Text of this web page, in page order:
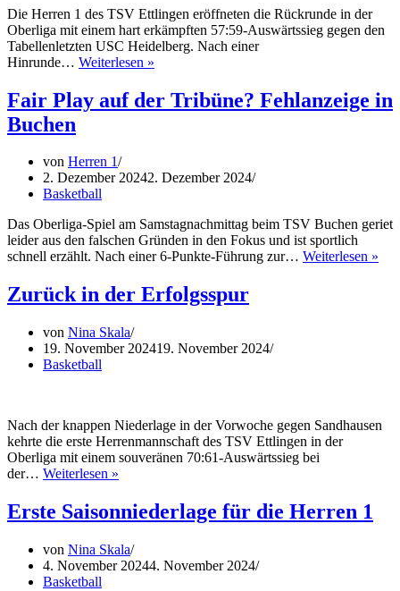
Die Herren 1 des TSV Ettlingen eröffneten die Rückrunde in der
Oberliga mit einem hart erkämpften 57:59-Auswärtssieg gegen den
Tabellenletzten USC Heidelberg. Nach einer
Hinrunde… Weiterlesen »
starten
mit
Rückrunde
Fair Play auf der Tribüne? Fehlanzeige in
Buchen
von Herren 1
2. Dezember 20242. Dezember 2024
Basketball
Das Oberliga-Spiel am Samstagnachmittag beim TSV Buchen geriet
leider aus den falschen Gründen in den Fokus und ist sportlich
schnell erzählt. Nach einer 6-Punkte-Führung zur… Weiterlesen »
Zurück in der Erfolgsspur
von Nina Skala
19. November 202419. November 2024
Basketball
Nach der knappen Niederlage in der Vorwoche gegen Sandhausen
kehrte die erste Herrenmannschaft des TSV Ettlingen in der
Oberliga mit einem souveränen 70:61-Auswärtssieg bei
der… Weiterlesen »
der
Erfolgsspur
Erste Saisonniederlage für die Herren 1
von Nina Skala
4. November 20244. November 2024
Basketball